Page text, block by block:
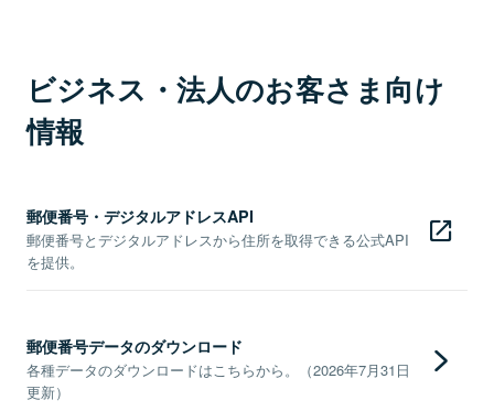
ビジネス・法人のお客さま向け
情報
郵便番号・デジタルアドレスAPI
郵便番号とデジタルアドレスから住所を取得できる公式API
を提供。
郵便番号データのダウンロード
各種データのダウンロードはこちらから。（2026年7月31日
更新）